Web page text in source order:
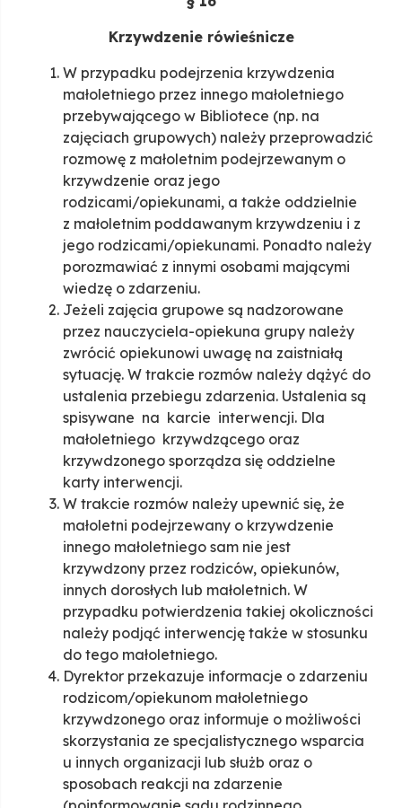
Krzywdzenie rówieśnicze
W przypadku podejrzenia krzywdzenia
małoletniego przez innego małoletniego
przebywającego w Bibliotece (np. na
zajęciach grupowych) należy przeprowadzić
rozmowę z małoletnim podejrzewanym o
krzywdzenie oraz jego
rodzicami/opiekunami, a także oddzielnie
z małoletnim poddawanym krzywdzeniu i z
jego rodzicami/opiekunami. Ponadto należy
porozmawiać z innymi osobami mającymi
wiedzę o zdarzeniu.
Jeżeli zajęcia grupowe są nadzorowane
przez nauczyciela-opiekuna grupy należy
zwrócić opiekunowi uwagę na zaistniałą
sytuację. W trakcie rozmów należy dążyć do
ustalenia przebiegu zdarzenia. Ustalenia są
spisywane na karcie interwencji. Dla
małoletniego krzywdzącego oraz
krzywdzonego sporządza się oddzielne
karty interwencji.
W trakcie rozmów należy upewnić się, że
małoletni podejrzewany o krzywdzenie
innego małoletniego sam nie jest
krzywdzony przez rodziców, opiekunów,
innych dorosłych lub małoletnich. W
przypadku potwierdzenia takiej okoliczności
należy podjąć interwencję także w stosunku
do tego małoletniego.
Dyrektor przekazuje informacje o zdarzeniu
rodzicom/opiekunom małoletniego
krzywdzonego oraz informuje o możliwości
skorzystania ze specjalistycznego wsparcia
u innych organizacji lub służb oraz o
sposobach reakcji na zdarzenie